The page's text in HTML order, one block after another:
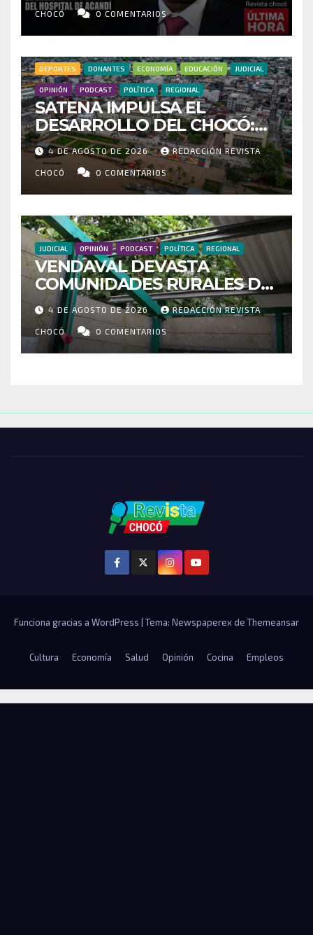
MILLONARIO CONTRATO DEL
HOSPITAL DE ACANDÍ
CHOCÓ 0 COMENTARIOS
DEPORTES DONANTES ECONOMÍA EDUCACIÓN JUDICIAL
OPINIÓN PODCAST POLÍTICA REGIONAL
SATENA IMPULSA EL
DESARROLLO DEL CHOCÓ:
MÁS DE 35 MIL PASAJEROS
MOVILIZADOS Y NUEVAS
RUTAS FORTALECEN LA
CONECTIVIDAD
4 DE AGOSTO DE 2026 REDACCIÓN REVISTA
CHOCÓ 0 COMENTARIOS
JUDICIAL OPINIÓN PODCAST POLÍTICA REGIONAL
VENDAVAL DEVASTA
COMUNIDADES RURALES DE
RIOSUCIO: ESCUELAS,
VIVIENDAS Y CEMENTERIO
ENTRE LOS AFECTADOS
4 DE AGOSTO DE 2026 REDACCIÓN REVISTA
CHOCÓ 0 COMENTARIOS
Funciona gracias a WordPress | Tema: Newspaperex de Themeansar
Cultura Economía Salud Opinión Cocina Empleos